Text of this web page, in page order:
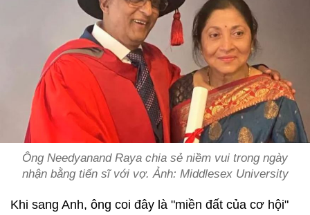
Ông Needyanand Raya chia sẻ niềm vui trong ngày
nhận bằng tiến sĩ với vợ. Ảnh: Middlesex University
Khi sang Anh, ông coi đây là "miền đất của cơ hội"